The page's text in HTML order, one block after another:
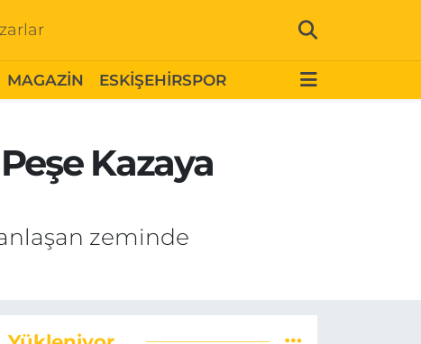
MAGAZİN ESKİŞEHİRSPOR
Kazaya
zeminde